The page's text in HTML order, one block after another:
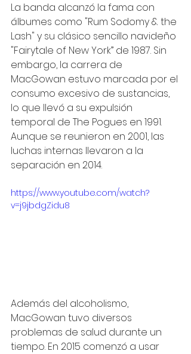
La banda alcanzó la fama con
álbumes como "Rum Sodomy & the
Lash" y su clásico sencillo navideño
"Fairytale of New York” de 1987. Sin
embargo, la carrera de
MacGowan estuvo marcada por el
consumo excesivo de sustancias,
lo que llevó a su expulsión
temporal de The Pogues en 1991.
Aunque se reunieron en 2001, las
luchas internas llevaron a la
separación en 2014.
https://www.youtube.com/watch?
v=j9jbdgZidu8
Además del alcoholismo,
MacGowan tuvo diversos
problemas de salud durante un
tiempo. En 2015 comenzó a usar